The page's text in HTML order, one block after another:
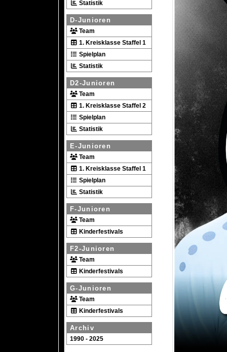
Statistik
D-Junioren
Team
1. Kreisklasse Staffel 1
Spielplan
Statistik
D2-Junioren
Team
1. Kreisklasse Staffel 2
Spielplan
Statistik
E-Junioren
Team
1. Kreisklasse Staffel 1
Spielplan
Statistik
F-Junioren
Team
Kinderfestivals
F2-Junioren
Team
Kinderfestivals
G-Junioren
Team
Kinderfestivals
Archiv
1990 - 2025